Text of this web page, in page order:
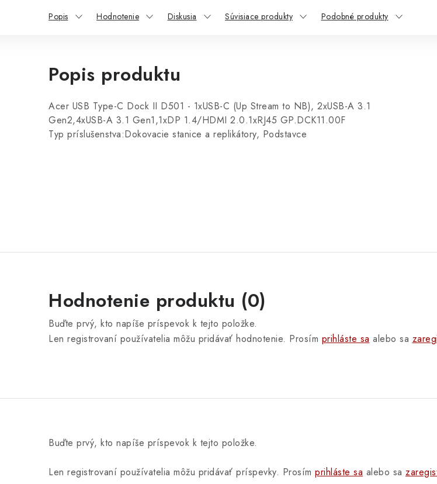
Popis Hodnotenie Diskusia Súvisiace produkty Podobné produkty
Popis produktu
Acer USB Type-C Dock II D501 - 1xUSB-C (Up Stream to NB), 2xUSB-A 3.1
Gen2,4xUSB-A 3.1 Gen1,1xDP 1.4/HDMI 2.0.1xRJ45 GP.DCK11.00F
Typ príslušenstva:Dokovacie stanice a replikátory, Podstavce
Hodnotenie produktu (0)
Buďte prvý, kto napíše príspevok k tejto položke.
Len registrovaní používatelia môžu pridávať hodnotenie. Prosím prihláste sa alebo sa
Buďte prvý, kto napíše príspevok k tejto položke.
Len registrovaní používatelia môžu pridávať príspevky. Prosím prihláste sa alebo sa